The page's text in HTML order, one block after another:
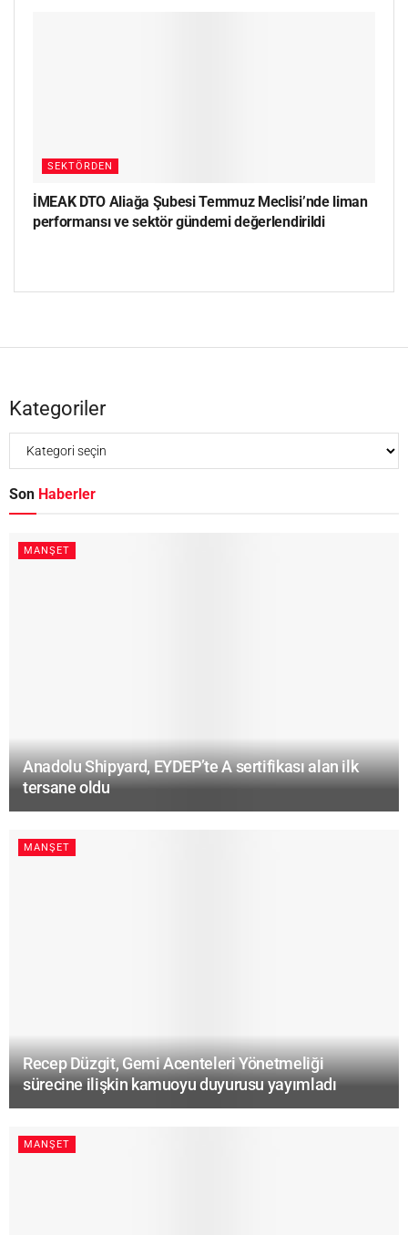
SEKTÖRDEN
İMEAK DTO Aliağa Şubesi Temmuz Meclisi’nde liman
performansı ve sektör gündemi değerlendirildi
Kategoriler
Son Haberler
MANŞET
Anadolu Shipyard, EYDEP’te A sertifikası alan ilk
tersane oldu
MANŞET
Recep Düzgit, Gemi Acenteleri Yönetmeliği
sürecine ilişkin kamuoyu duyurusu yayımladı
MANŞET